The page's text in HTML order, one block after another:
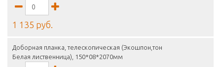
1 135 руб.
Доборная планка, телескопическая (Экошпон,тон
Белая лиственница), 150*08*2070мм